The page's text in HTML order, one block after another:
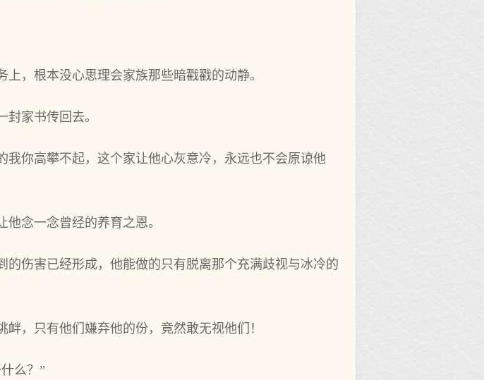
，根本没心思理会家族那些暗戳戳的动静。
家书传回去。
你高攀不起，这个家让他心灰意冷，永远也不会原谅他
念一念曾经的养育之恩。
伤害已经形成，他能做的只有脱离那个充满歧视与冰冷的
，只有他们嫌弃他的份，竟然敢无视他们！
么？”